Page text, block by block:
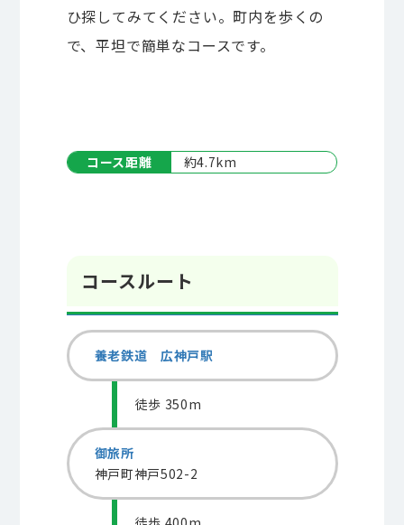
ひ探してみてください。町内を歩くの
で、平坦で簡単なコースです。
コース距離 約4.7km
コースルート
養老鉄道 広神戸駅
徒歩 350m
御旅所
神戸町神戸502-2